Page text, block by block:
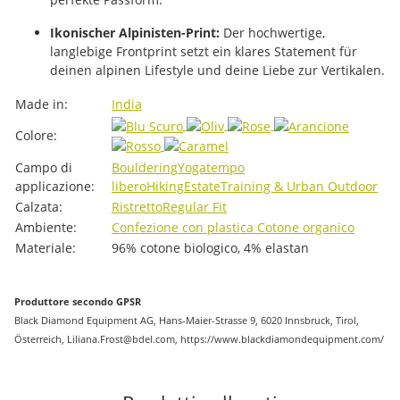
Ikonischer Alpinisten-Print: Der hochwertige,
langlebige Frontprint setzt ein klares Statement für
deinen alpinen Lifestyle und deine Liebe zur Vertikalen.
#productDetails.itemInformation#
#productDetails.itemValue#
Made in:
India
Colore:
Campo di
applicazione:
BoulderingYogatempo
liberoHikingEstateTraining & Urban Outdoor
Calzata:
RistrettoRegular Fit
Ambiente:
Confezione con plastica Cotone organico
Materiale:
96% cotone biologico, 4% elastan
Produttore secondo GPSR
Black Diamond Equipment AG, Hans-Maier-Strasse 9, 6020 Innsbruck, Tirol,
Österreich, Liliana.Frost@bdel.com, https://www.blackdiamondequipment.com/